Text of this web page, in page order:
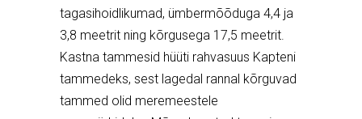
tagasihoidlikumad, ümbermõõduga 4,4 ja
3,8 meetrit ning kõrgusega 17,5 meetrit.
Kastna tammesid hüüti rahvasuus Kapteni
tammedeks, sest lagedal rannal kõrguvad
tammed olid meremeestele